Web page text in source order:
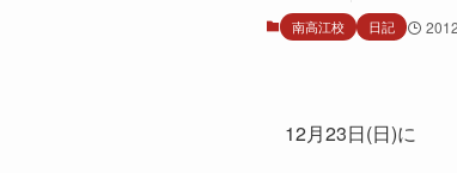
南高江校 日記
12月23日(日)に